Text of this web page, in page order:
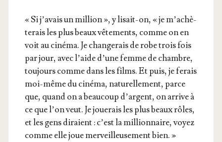
« Si j’a­vais un mil­lion », y lisait-on, « je m’a­chè­
te­rais les plus beaux vête­ments, comme on en
voit au ciné­ma. Je chan­ge­rais de robe trois fois
par jour, avec l’aide d’une femme de chambre,
tou­jours comme dans les films. Et puis, je ferais
moi-même du ciné­ma, natu­rel­le­ment, parce
que, quand on a beau­coup d’argent, on arrive à
ce que l’on veut. Je joue­rais les plus beaux rôles,
et les gens diraient : c’est la mil­lion­naire, voyez
comme elle joue mer­veilleu­se­ment bien. »